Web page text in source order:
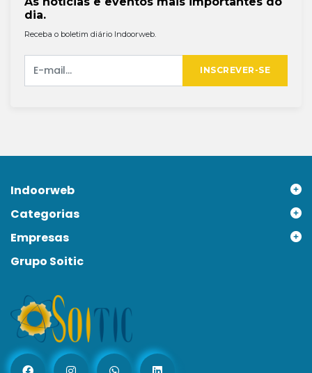
dia.
Receba o boletim diário Indoorweb.
INSCREVER-SE
Indoorweb
Categorias
Empresas
Grupo Soitic